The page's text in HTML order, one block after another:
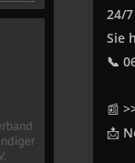
24/
Sie
📞
📰
📩